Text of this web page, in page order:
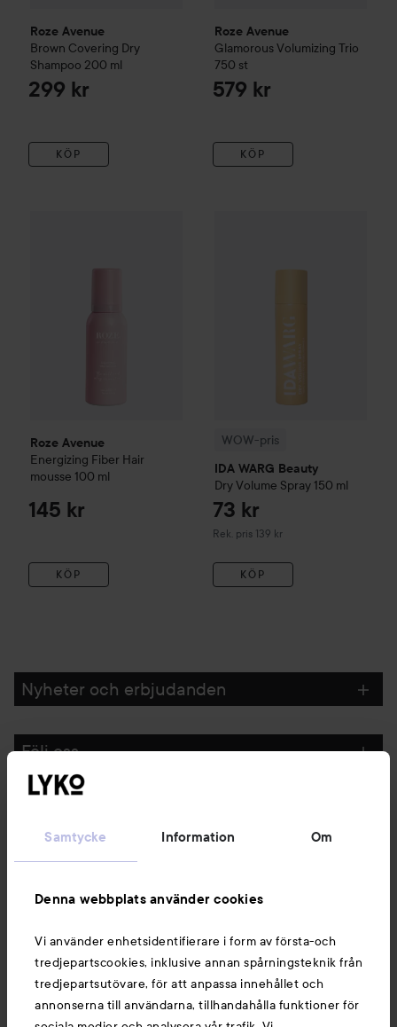
Samtycke Information Om
Denna webbplats använder cookies
Vi använder enhetsidentifierare i form av första-och
tredjepartscookies, inklusive annan spårningsteknik från
tredjepartsutövare, för att anpassa innehållet och
annonserna till användarna, tillhandahålla funktioner för
Roze Avenue
Brown Covering Dry
Shampoo 200 ml
299 kr
KÖP
Roze Avenue
Glamorous Volumizing Trio
750 st
579 kr
KÖP
Roze Avenue
Energizing Fiber Hair
mousse 100 ml
145 kr
KÖP
WOW-pris
IDA WARG Beauty
Dry Volume Spray 150 ml
73 kr
Rek. pris 139 kr
Rekommenderat pris 139 kr
KÖP
Nyheter och erbjudanden
Följ oss
Du kanske också gillar